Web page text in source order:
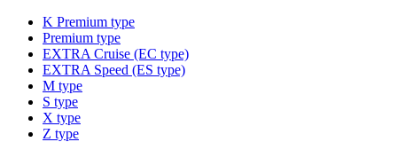
K Premium type
Premium type
EXTRA Cruise (EC type)
EXTRA Speed (ES type)
M type
S type
X type
Z type